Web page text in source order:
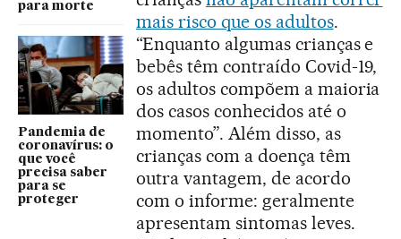
para morte
Pandemia de
coronavírus: o
que você
precisa saber
para se
proteger
mais risco que os adultos.
“Enquanto algumas crianças e
bebês têm contraído Covid-19,
os adultos compõem a maioria
dos casos conhecidos até o
momento”. Além disso, as
crianças com a doença têm
outra vantagem, de acordo
com o informe: geralmente
apresentam sintomas leves.